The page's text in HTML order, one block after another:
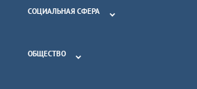
СОЦИАЛЬНАЯ СФЕРА
ОБЩЕСТВО